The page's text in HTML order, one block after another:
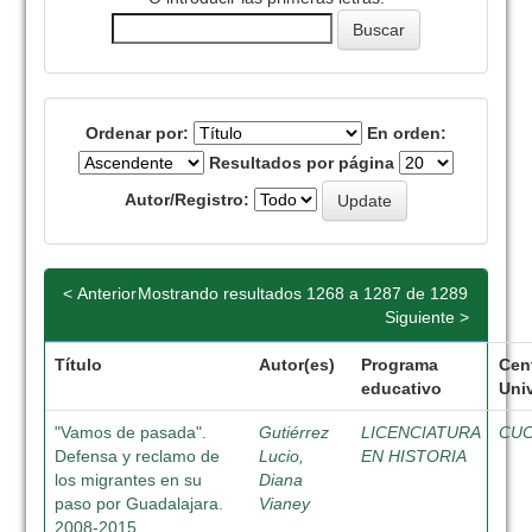
Ordenar por:
En orden:
Resultados por página
Autor/Registro:
Mostrando resultados 1268 a 1287 de 1289
< Anterior
Siguiente >
Título Autor(es)
Programa
educativo
"Vamos de pasada".
Defensa y reclamo de
los migrantes en su
paso por Guadalajara.
2008-2015
Gutiérrez
Lucio,
Diana
Vianey
LICENCIATURA
EN HISTORIA